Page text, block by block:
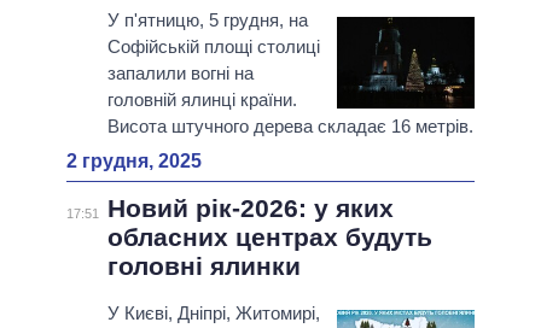
У п'ятницю, 5 грудня, на
Софійській площі столиці
запалили вогні на
головній ялинці країни.
Висота штучного дерева складає 16 метрів.
2 грудня, 2025
17:51
Новий рік-2026: у яких
обласних центрах будуть
головні ялинки
У Києві, Дніпрі, Житомирі,